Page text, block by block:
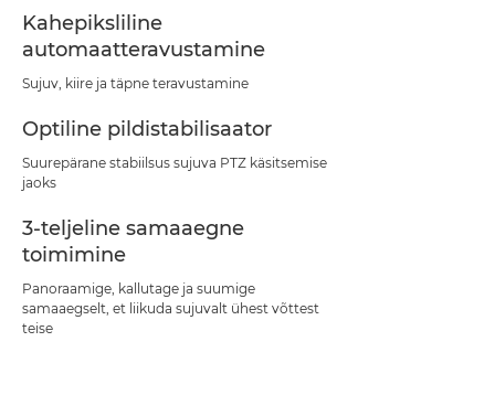
Kahepiksliline
automaatteravustamine
Sujuv, kiire ja täpne teravustamine
Optiline pildistabilisaator
Suurepärane stabiilsus sujuva PTZ käsitsemise
jaoks
3-teljeline samaaegne
toimimine
Panoraamige, kallutage ja suumige
samaaegselt, et liikuda sujuvalt ühest võttest
teise